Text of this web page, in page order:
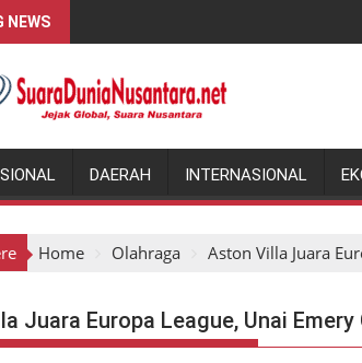
NEWS
DAERAH INTERNASIONAL
Home Olahraga Aston Villa Juara
Juara Europa League, Unai Emery